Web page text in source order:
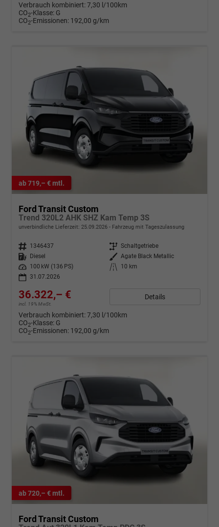
Verbrauch kombiniert:7,30 l/100km
CO2-Klasse: G
CO2-Emissionen: 192,00 g/km
ab 719,– € mtl.
Ford Transit Custom
Trend 320L2 AHK SHZ Kam Temp 3S
unverbindliche Lieferzeit: 25.09.2026 Fahrzeug mit Tageszulassung
Fahrzeugnr. 1346437 Getriebe Schaltgetriebe
Kraftstoff
Diesel Außenfarbe Agate Black Metallic
Leistung
100 kW (136 PS) Kilometerstand
10 km
31.07.2026
36.322,– €
incl. 19% MwSt.
Details
Verbrauch kombiniert:7,30 l/100km
CO2-Klasse: G
CO2-Emissionen: 192,00 g/km
ab 720,– € mtl.
Ford Transit Custom